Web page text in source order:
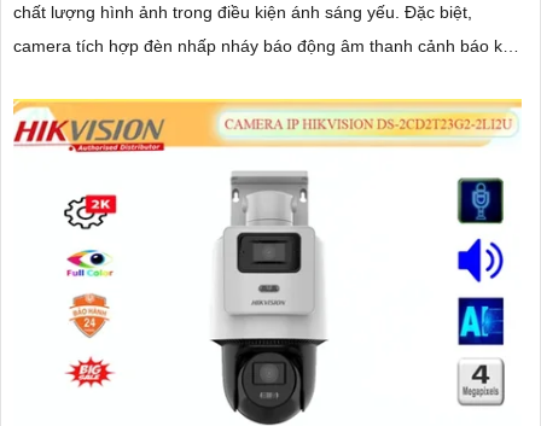
chất lượng hình ảnh trong điều kiện ánh sáng yếu. Đặc biệt,
camera tích hợp đèn nhấp nháy báo động âm thanh cảnh báo kẻ